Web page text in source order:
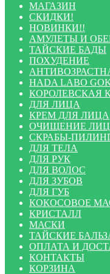
МАГАЗИН
СКИДКИ!
НОВИНКИ!!
АМУЛЕТЫ И
ТАЙСКИЕ БАДЫ
ПОХУДЕНИЕ
HADA LABO
КОРОЛЕВСКАЯ
ДЛЯ ЛИЦА
КРЕМ ДЛЯ ЛИЦА
ОЧИЩЕНИЕ
СКРАБЫ-
ДЛЯ ТЕЛА
ДЛЯ РУК
ДЛЯ ВОЛОС
ДЛЯ ЗУБОВ
ДЛЯ ГУБ
КОКОСОВОЕ
КРИСТАЛЛ
МАСКИ
ТАЙСКИЕ
ОПЛАТА И
КОНТАКТЫ
КОРЗИНА